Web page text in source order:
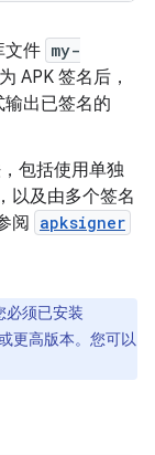
文件 my-
APK 签名后，
输出已签名的
包括使用单独
以及由多个签名
阅
apksigner
必须已安装
更高版本。您可以